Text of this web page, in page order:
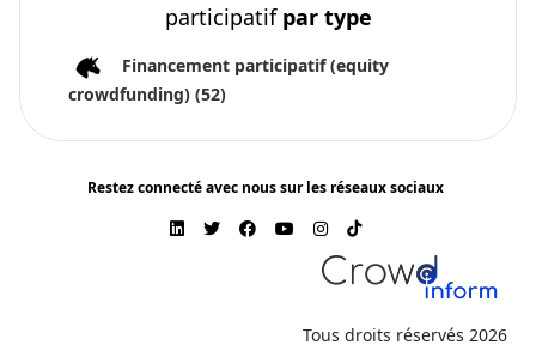
participatif par type
Financement participatif (equity
crowdfunding) (52)
Restez connecté avec nous sur les réseaux sociaux
Tous droits réservés 2026